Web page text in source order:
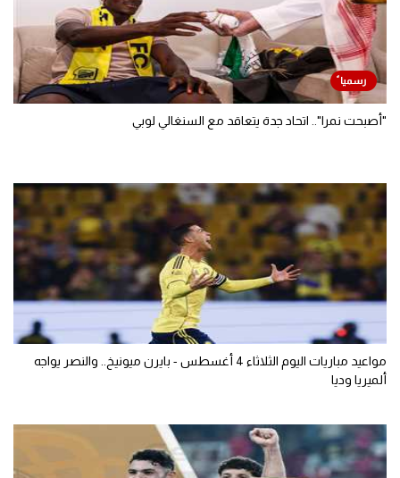
"أصبحت نمرا".. اتحاد جدة يتعاقد مع السنغالي لوبي
مواعيد مباريات اليوم الثلاثاء 4 أغسطس - بايرن ميونيخ.. والنصر يواجه
ألميريا وديا